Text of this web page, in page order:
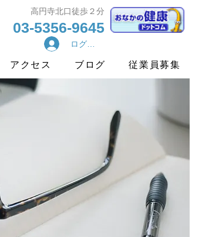
​高円寺北口徒歩２分
03-5356-9645
アクセス ブログ 従業員募集
ログイン